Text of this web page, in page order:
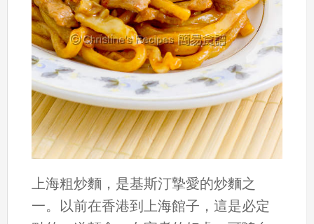
上海粗炒麵，是基斯汀摯愛的炒麵之
一。以前在香港到上海館子，這是必定